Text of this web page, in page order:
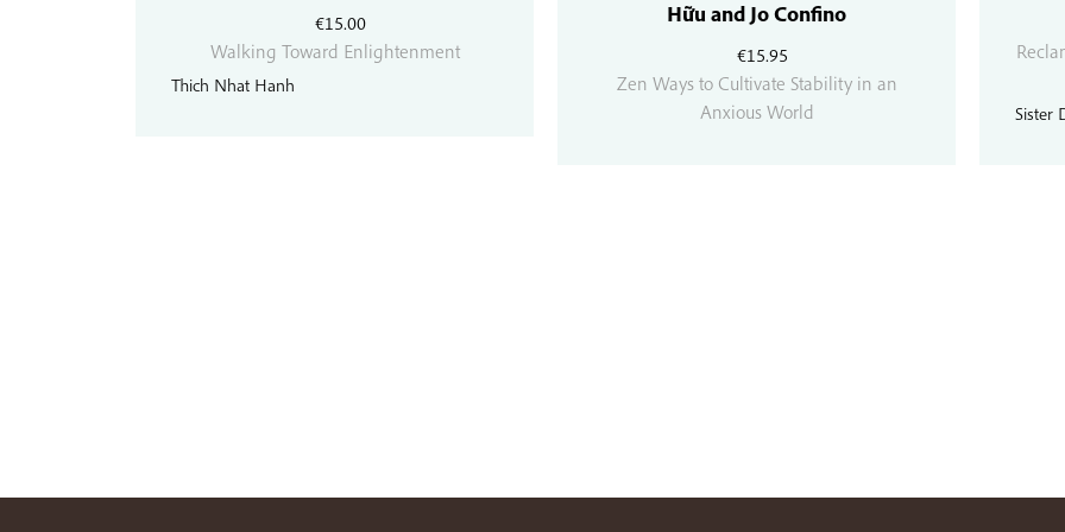
€15.00
Walking Toward Enlightenment
Thich Nhat Hanh
€15.95
Hữu and Jo Confino
Zen Ways to Cultivate Stability in an
Anxious World
Sister